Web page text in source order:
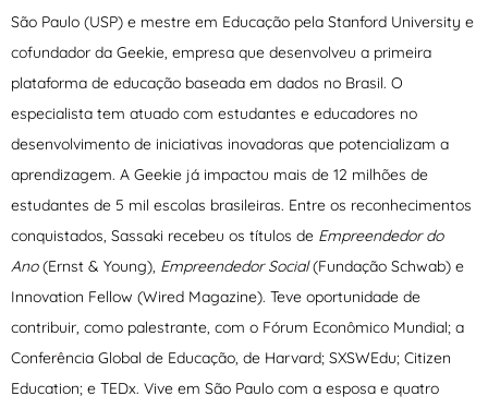
São Paulo (USP) e mestre em Educação pela Stanford University e
cofundador da Geekie, empresa que desenvolveu a primeira
plataforma de educação baseada em dados no Brasil. O
especialista tem atuado com estudantes e educadores no
desenvolvimento de iniciativas inovadoras que potencializam a
aprendizagem. A Geekie já impactou mais de 12 milhões de
estudantes de 5 mil escolas brasileiras. Entre os reconhecimentos
conquistados, Sassaki recebeu os títulos de Empreendedor do
Ano(Ernst & Young), Empreendedor Social(Fundação Schwab) e
Innovation Fellow (Wired Magazine). Teve oportunidade de
contribuir, como palestrante, com o Fórum Econômico Mundial; a
Conferência Global de Educação, de Harvard; SXSWEdu; Citizen
Education; e TEDx. Vive em São Paulo com a esposa e quatro